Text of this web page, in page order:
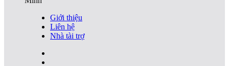
Giới thiệu
Liên hệ
Nhà tài trợ